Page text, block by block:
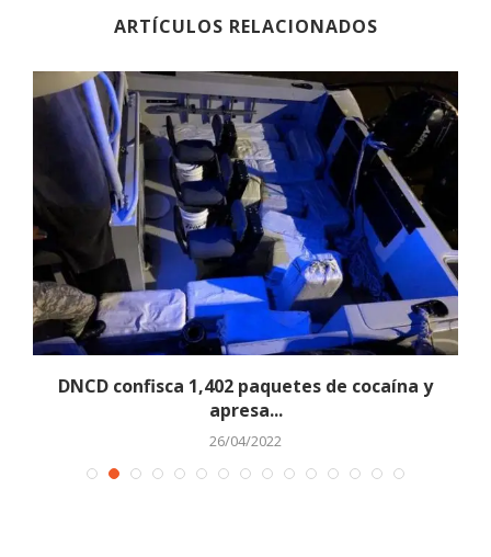
ARTÍCULOS RELACIONADOS
DNCD confisca 1,402 paquetes de cocaína y
apresa...
26/04/2022